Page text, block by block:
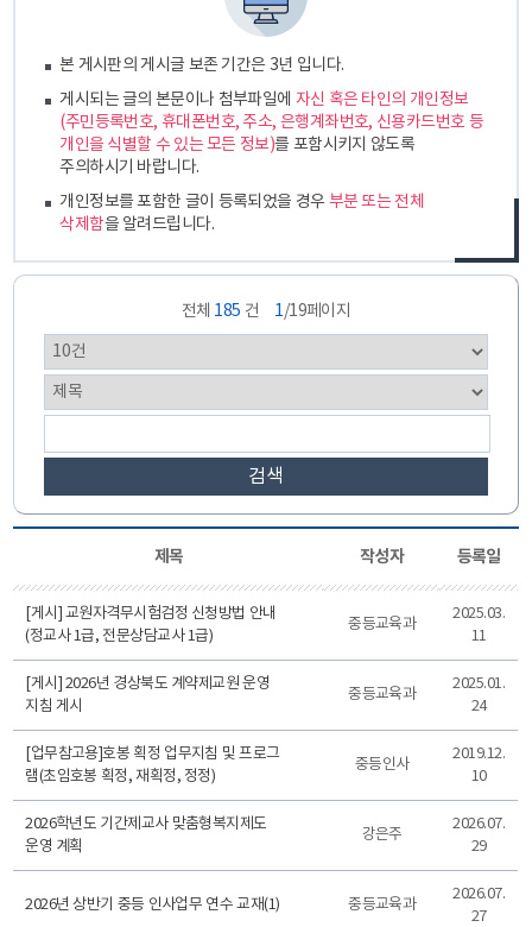
본 게시판의 게시글 보존 기간은 3년 입니다.
게시되는 글의 본문이나 첨부파일에 자신 혹은 타인의 개인정보
(주민등록번호, 휴대폰번호, 주소, 은행계좌번호, 신용카드번호 등
개인을 식별할 수 있는 모든 정보)를 포함시키지 않도록
주의하시기 바랍니다.
개인정보를 포함한 글이 등록되었을 경우 부분 또는 전체
삭제함을 알려드립니다.
전체 185 건 1/19페이지
검색
제목 작성자 등록일
[게시] 교원자격무시험검정 신청방법 안내
(정교사 1급, 전문상담교사 1급)
중등교육과
2025.03.
11
[게시] 2026년 경상북도 계약제교원 운영
지침 게시
중등교육과
2025.01.
24
[업무참고용]호봉 획정 업무지침 및 프로그
램(초임호봉 획정, 재획정, 정정)
중등인사
2019.12.
10
2026학년도 기간제교사 맞춤형복지제도
운영 계획
강은주
2026.07.
29
2026년 상반기 중등 인사업무 연수 교재(1) 중등교육과
2026.07.
27